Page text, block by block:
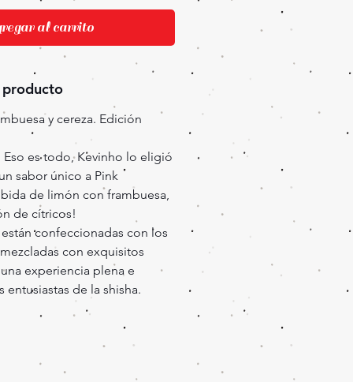
al carrito
y cereza. Edición
Eso es todo, Kevinho lo eligió
sabor único a Pink
de limón con frambuesa,
de cítricos!
confeccionadas con los
con exquisitos
experiencia plena e
entusiastas de la shisha.